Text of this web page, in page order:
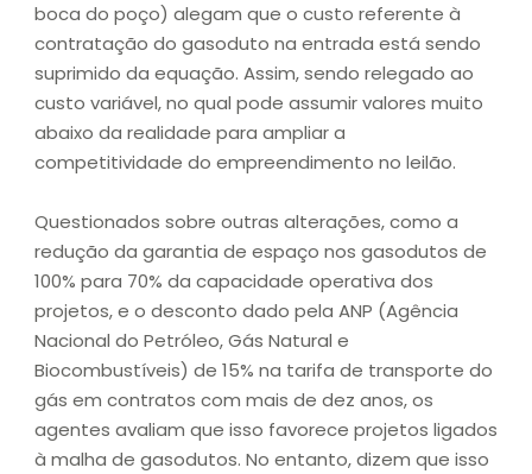
boca do poço) alegam que o custo referente à
contratação do gasoduto na entrada está sendo
suprimido da equação. Assim, sendo relegado ao
custo variável, no qual pode assumir valores muito
abaixo da realidade para ampliar a
competitividade do empreendimento no leilão.
Questionados sobre outras alterações, como a
redução da garantia de espaço nos gasodutos de
100% para 70% da capacidade operativa dos
projetos, e o desconto dado pela ANP (Agência
Nacional do Petróleo, Gás Natural e
Biocombustíveis) de 15% na tarifa de transporte do
gás em contratos com mais de dez anos, os
agentes avaliam que isso favorece projetos ligados
à malha de gasodutos. No entanto, dizem que isso